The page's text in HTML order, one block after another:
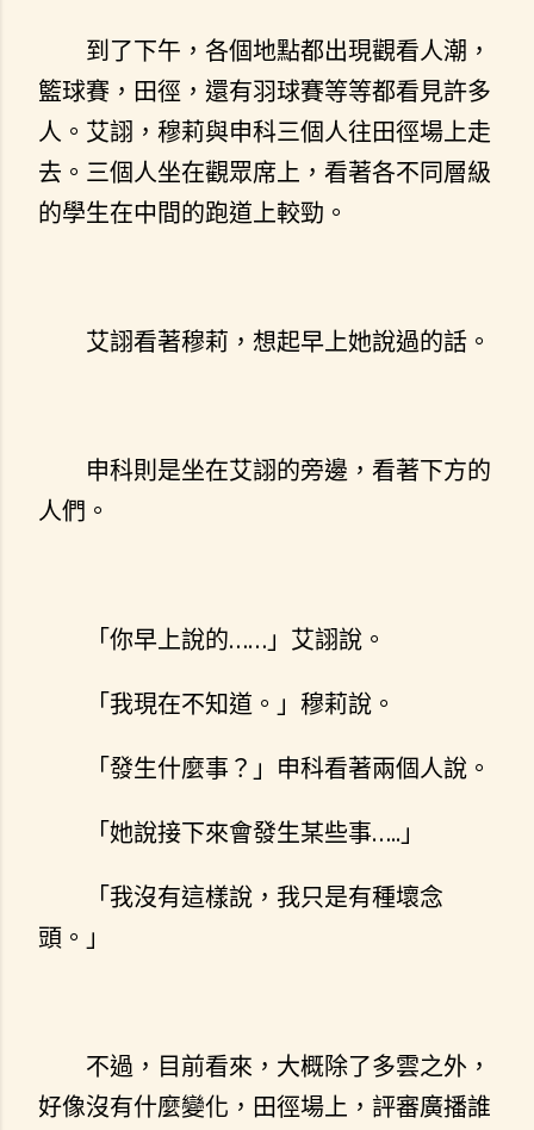
到了下午，各個地點都出現觀看人潮，
籃球賽，田徑，還有羽球賽等等都看見許多
人。艾詡，穆莉與申科三個人往田徑場上走
去。三個人坐在觀眾席上，看著各不同層級
的學生在中間的跑道上較勁。
艾詡看著穆莉，想起早上她說過的話。
申科則是坐在艾詡的旁邊，看著下方的
人們。
「你早上說的……」艾詡說。
「我現在不知道。」穆莉說。
「發生什麼事？」申科看著兩個人說。
「她說接下來會發生某些事…..」
「我沒有這樣說，我只是有種壞念
頭。」
不過，目前看來，大概除了多雲之外，
好像沒有什麼變化，田徑場上，評審廣播誰